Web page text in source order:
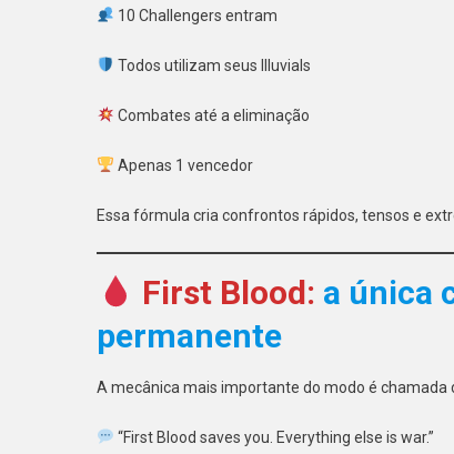
10 Challengers entram
Todos utilizam seus Illuvials
Combates até a eliminação
Apenas 1 vencedor
Essa fórmula cria confrontos rápidos, tensos e
First Blood: a única
permanente
A mecânica mais importante do modo é chamada
“First Blood saves you. Everything else is war.”